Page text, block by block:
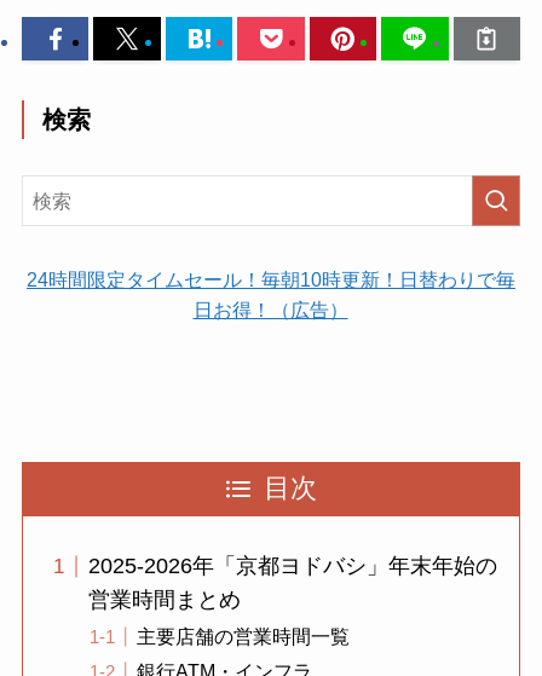
検索
24時間限定タイムセール！毎朝10時更新！日替わりで毎
日お得！（広告）
目次
2025-2026年「京都ヨドバシ」年末年始の
営業時間まとめ
主要店舗の営業時間一覧